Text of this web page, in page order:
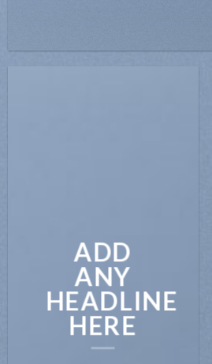
ADD
ANY
HEADLINE
HERE